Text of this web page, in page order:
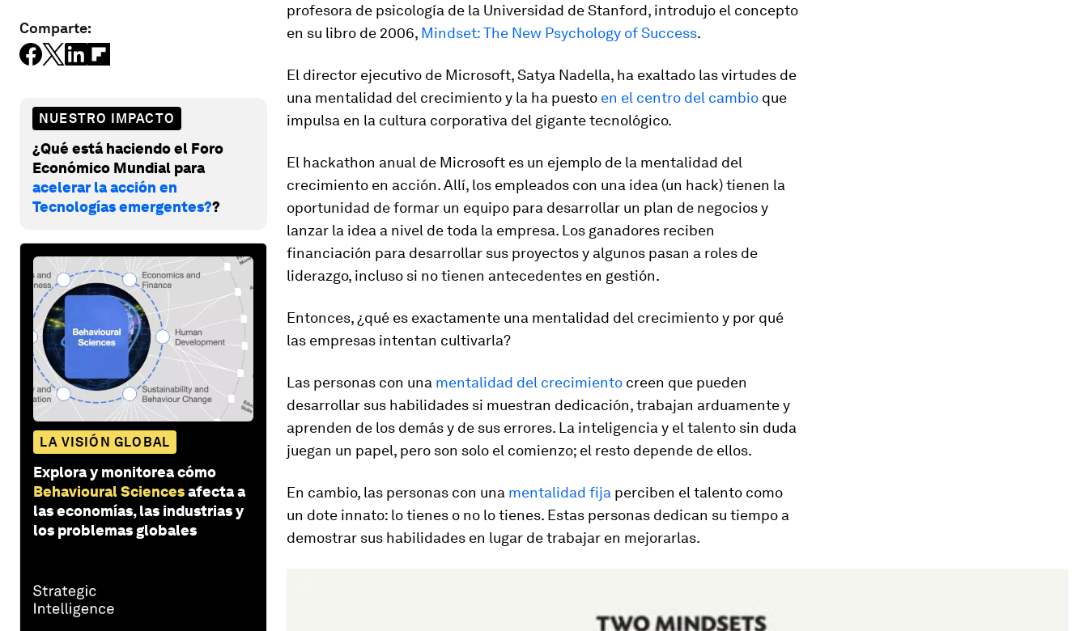
Comparte:
NUESTRO IMPACTO
¿Qué está haciendo el Foro
Económico Mundial para
acelerar la acción en
Tecnologías emergentes??
LA VISIÓN GLOBAL
Explora y monitorea cómo
Behavioural Sciencesafecta a
las economías, las industrias y
los problemas globales
profesora de psicología de la Universidad de Stanford, introdujo el concepto
en su libro de 2006, Mindset: The New Psychology of Success.
El director ejecutivo de Microsoft, Satya Nadella, ha exaltado las virtudes de
una mentalidad del crecimiento y la ha puesto en el centro del cambio que
impulsa en la cultura corporativa del gigante tecnológico.
El hackathon anual de Microsoft es un ejemplo de la mentalidad del
crecimiento en acción. Allí, los empleados con una idea (un hack) tienen la
oportunidad de formar un equipo para desarrollar un plan de negocios y
lanzar la idea a nivel de toda la empresa. Los ganadores reciben
financiación para desarrollar sus proyectos y algunos pasan a roles de
liderazgo, incluso si no tienen antecedentes en gestión.
Entonces, ¿qué es exactamente una mentalidad del crecimiento y por qué
las empresas intentan cultivarla?
Las personas con una mentalidad del crecimiento creen que pueden
desarrollar sus habilidades si muestran dedicación, trabajan arduamente y
aprenden de los demás y de sus errores. La inteligencia y el talento sin duda
juegan un papel, pero son solo el comienzo; el resto depende de ellos.
En cambio, las personas con una mentalidad fija perciben el talento como
un dote innato: lo tienes o no lo tienes. Estas personas dedican su tiempo a
demostrar sus habilidades en lugar de trabajar en mejorarlas.